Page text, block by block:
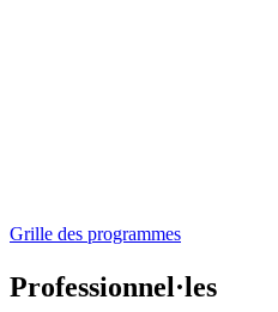
Grille des programmes
Professionnel·les